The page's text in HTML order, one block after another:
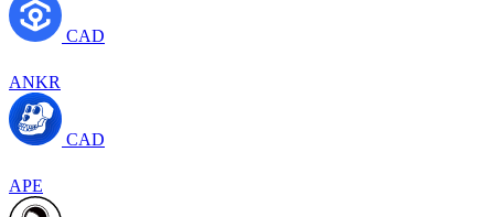
CAD
ANKR
CAD
APE